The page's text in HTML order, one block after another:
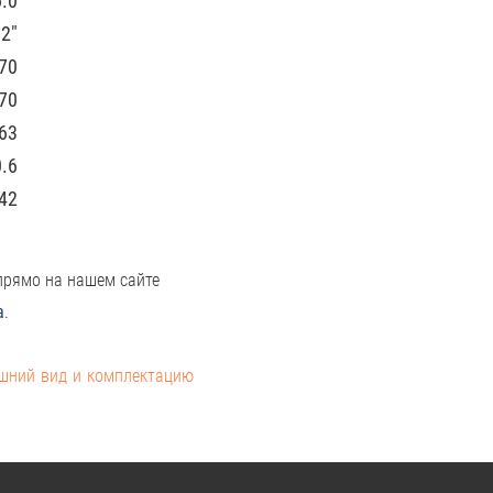
на нашем сайте
.
вид и комплектацию